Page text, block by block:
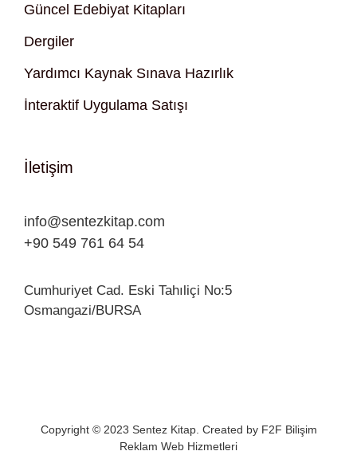
Güncel Edebiyat Kitapları
Dergiler
Yardımcı Kaynak Sınava Hazırlık
İnteraktif Uygulama Satışı
İletişim
info@sentezkitap.com
+90 549 761 64 54
Cumhuriyet Cad. Eski Tahıliçi No:5
Osmangazi/BURSA
Copyright © 2023 Sentez Kitap. Created by F2F Bilişim
Reklam Web Hizmetleri